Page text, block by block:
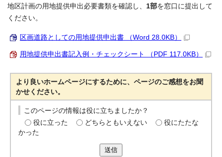
地区計画の用地提供申出必要書類を確認し、 1部を窓口に提出して
ください。
区画道路としての用地提供申出書 （Word 28.0KB）
用地提供申出書記入例・チェックシート （PDF 117.0KB）
より良いホームページにするために、ページのご感想をお聞
かせください。
このページの情報は役に立ちましたか？
役に立った
どちらともいえない
役にたたな
かった
送信